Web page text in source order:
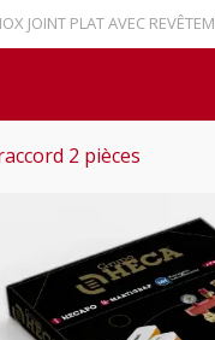
PLAT AVEC REVÊTEMENT
Español
2 pièces